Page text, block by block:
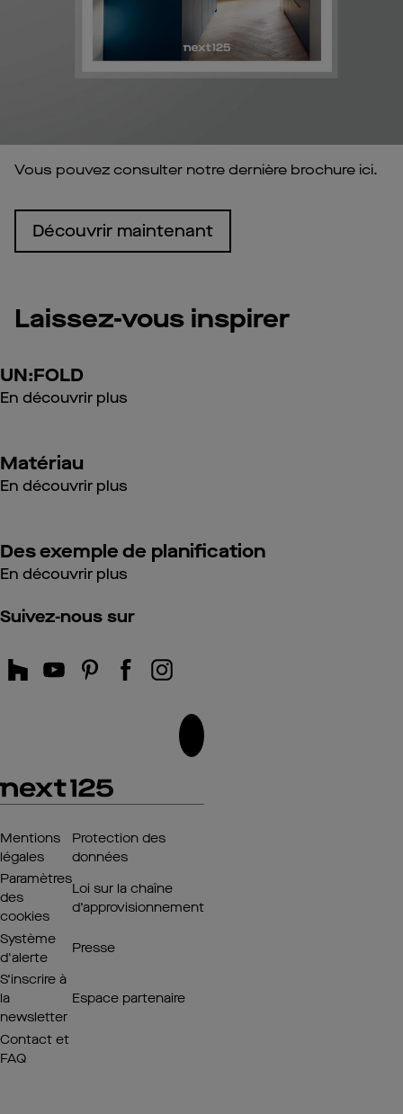
Vous pouvez consulter notre dernière brochure ici.
Découvrir maintenant
Laissez-vous inspirer
UN:FOLD
En découvrir plus
Matériau
En découvrir plus
Des exemple de planification
En découvrir plus
Mentions
légales
Protection des
données
Paramètres
des
cookies
Loi sur la chaîne
d’approvisionnement
Système
d'alerte
Presse
S’inscrire à
la
newsletter
Espace partenaire
Contact et
FAQ
Suivez-nous sur